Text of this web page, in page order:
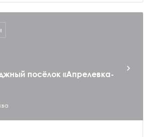
посёлок «Апрелевка-